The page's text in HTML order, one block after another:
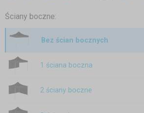
Ściany boczne:
Bez ścian bocznych
1 ściana boczna
2 ściany boczne